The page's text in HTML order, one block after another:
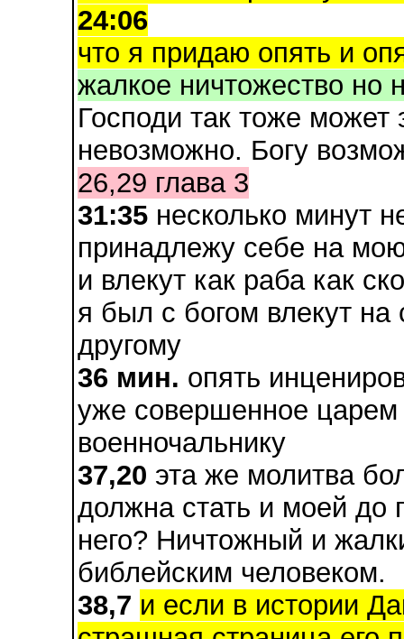
24:06
что я придаю опять и
жалкое ничтожество но
Господи так тоже может
невозможно. Богу
26,29 глава 3
31:35 несколько минут
принадлежу себе на
и влекут как раба как
я был с богом влекут на
другому
36 мин. опять
уже совершенное
военночальнику
37,20 эта же молитва
должна стать и моей до
него? Ничтожный и
библейским человеком.
38,7 и если в истории